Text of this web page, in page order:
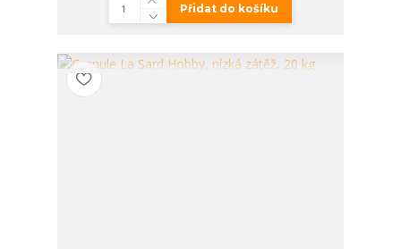
Přidat do košíku